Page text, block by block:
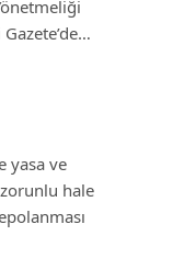
yasa ve
hale